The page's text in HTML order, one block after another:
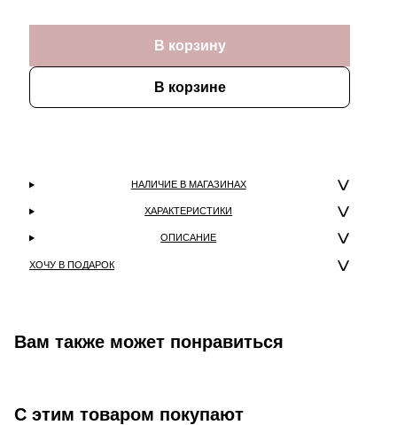
В корзину
В корзине
НАЛИЧИЕ В МАГАЗИНАХ
ХАРАКТЕРИСТИКИ
ОПИСАНИЕ
ХОЧУ В ПОДАРОК
Вам также может понравиться
С этим товаром покупают